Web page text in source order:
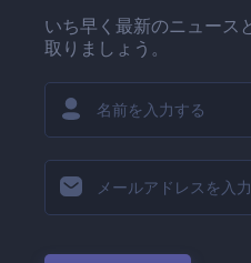
いち早く最新のニュース
取りましょう。